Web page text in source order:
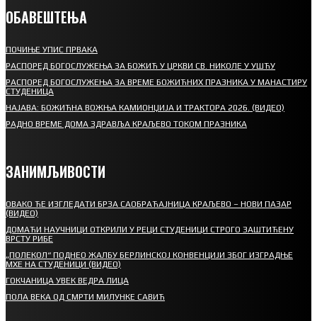
ОБАВЕШТЕЊА
ПОЧИЊЕ УПИС ПРВАКА
РАСПОРЕД БОГОСЛУЖЕЊА ЗА БОЖИЋ У ЦРКВИ СВ. НИКОЛЕ У УШЋУ
РАСПОРЕД БОГОСЛУЖЕЊА ЗА ВРЕМЕ БОЖИЋНИХ ПРАЗНИКА У МАНАСТИРУ
СТУДЕНИЦА
НАЈАВА: БОЖИЋНА ВОЖЊА КАМИОНЏИЈА И ТРАКТОРА 2026. (ВИДЕО)
РАДНО ВРЕМЕ ДОМА ЗДРАВЉА КРАЉЕВО ТОКОМ ПРАЗНИКА
ЗАНИМЉИВОСТИ
ОВАКО ЋЕ ИЗГЛЕДАТИ БРЗА САОБРАЋАЈНИЦА КРАЉЕВО – НОВИ ПАЗАР
(ВИДЕО)
ДОМАЋИ НАУЧНИЦИ ОТКРИЛИ У РЕЦИ СТУДЕНИЦИ СТРОГО ЗАШТИЋЕНУ
ВРСТУ РИБЕ
„ПОЛЕКОЛ“ ПОДНЕО ЖАЛБУ БЕРЛИНСКОЈ КОНВЕНЦИЈИ ЗБОГ ИЗГРАДЊЕ
МХЕ НА СТУДЕНИЦИ (ВИДЕО)
ГОКЧАНИЦА УВЕК ВЕДРА ЛИЦА
ПОЛА ВЕКА ОД СМРТИ МИЛУНКЕ САВИЋ